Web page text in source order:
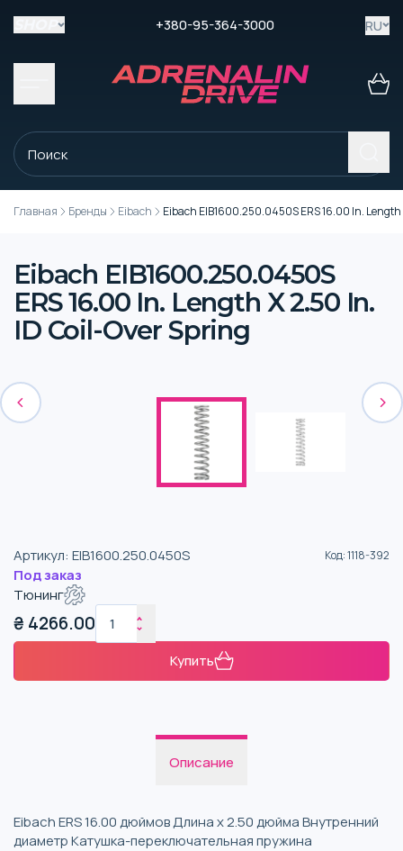
+380-95-364-3000 RU
Главная Бренды Eibach Eibach EIB1600.250.0450S ERS 16.00 In.
Eibach EIB1600.250.0450S
ERS 16.00 In. Length X 2.50 In.
ID Coil-Over Spring
Артикул: EIB1600.250.0450S Код:1118-392
Под заказ
Тюнинг
₴ 4266.00
Купить
Описание
Eibach ERS 16.00 дюймов Длина x 2.50 дюйма Внутренний
диаметр Катушка-переключательная пружина